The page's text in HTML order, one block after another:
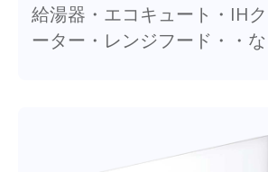
給湯器・エコキュート・IH
ーター・レンジフード・・